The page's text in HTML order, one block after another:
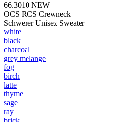
66.3010 NEW
OCS RCS Crewneck
Schwerer Unisex Sweater
white
black
charcoal
grey melange
fog
birch
latte
thyme
sage
ray
brick